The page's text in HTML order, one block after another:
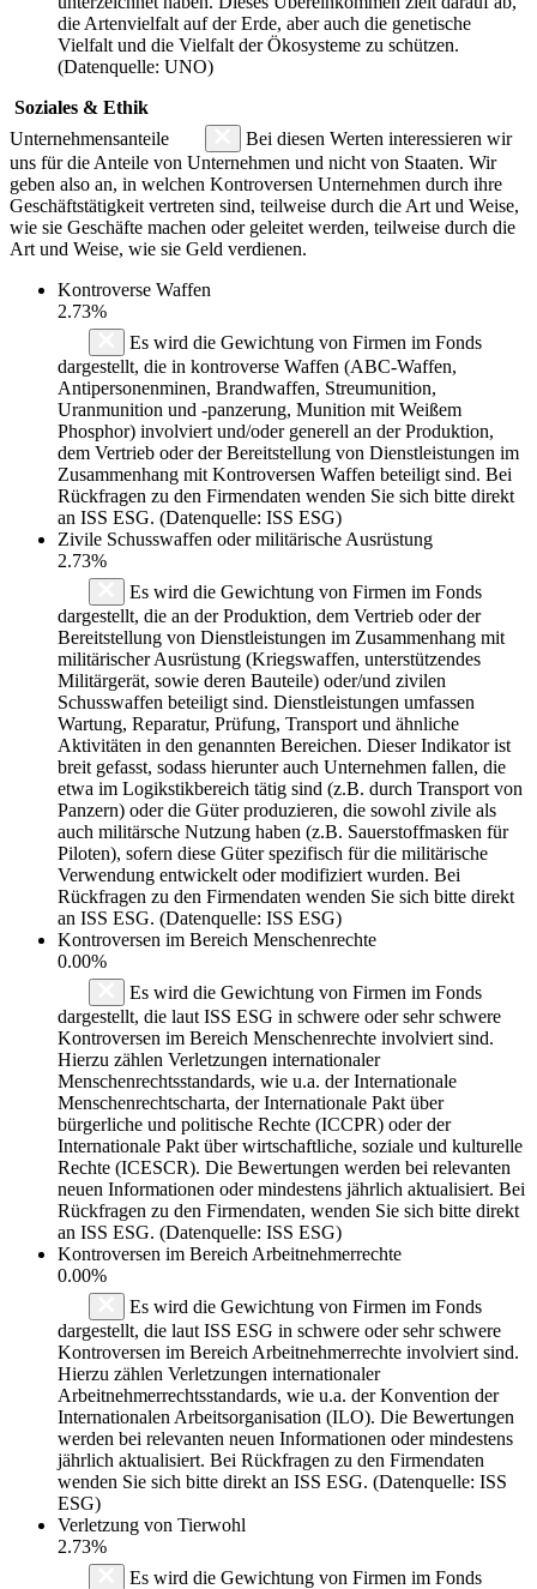
die Artenvielfalt auf der Erde, aber auch die genetische
Vielfalt und die Vielfalt der Ökosysteme zu schützen.
(Datenquelle: UNO)
Soziales & Ethik
Unternehmensanteile
Bei diesen Werten interessieren wir
uns für die Anteile von Unternehmen und nicht von Staaten. Wir
geben also an, in welchen Kontroversen Unternehmen durch ihre
Geschäftstätigkeit vertreten sind, teilweise durch die Art und Weise,
wie sie Geschäfte machen oder geleitet werden, teilweise durch die
Art und Weise, wie sie Geld verdienen.
Kontroverse Waffen
2.73%
Es wird die Gewichtung von Firmen im Fonds
dargestellt, die in kontroverse Waffen (ABC-Waffen,
Antipersonenminen, Brandwaffen, Streumunition,
Uranmunition und -panzerung, Munition mit Weißem
Phosphor) involviert und/oder generell an der Produktion,
dem Vertrieb oder der Bereitstellung von Dienstleistungen im
Zusammenhang mit Kontroversen Waffen beteiligt sind. Bei
Rückfragen zu den Firmendaten wenden Sie sich bitte direkt
an ISS ESG. (Datenquelle: ISS ESG)
Zivile Schusswaffen oder militärische Ausrüstung
2.73%
Es wird die Gewichtung von Firmen im Fonds
dargestellt, die an der Produktion, dem Vertrieb oder der
Bereitstellung von Dienstleistungen im Zusammenhang mit
militärischer Ausrüstung (Kriegswaffen, unterstützendes
Militärgerät, sowie deren Bauteile) oder/und zivilen
Schusswaffen beteiligt sind. Dienstleistungen umfassen
Wartung, Reparatur, Prüfung, Transport und ähnliche
Aktivitäten in den genannten Bereichen. Dieser Indikator ist
breit gefasst, sodass hierunter auch Unternehmen fallen, die
etwa im Logikstikbereich tätig sind (z.B. durch Transport von
Panzern) oder die Güter produzieren, die sowohl zivile als
auch militärsche Nutzung haben (z.B. Sauerstoffmasken für
Piloten), sofern diese Güter spezifisch für die militärische
Verwendung entwickelt oder modifiziert wurden. Bei
Rückfragen zu den Firmendaten wenden Sie sich bitte direkt
an ISS ESG. (Datenquelle: ISS ESG)
Kontroversen im Bereich Menschenrechte
0.00%
Es wird die Gewichtung von Firmen im Fonds
dargestellt, die laut ISS ESG in schwere oder sehr schwere
Kontroversen im Bereich Menschenrechte involviert sind.
Hierzu zählen Verletzungen internationaler
Menschenrechtsstandards, wie u.a. der Internationale
Menschenrechtscharta, der Internationale Pakt über
bürgerliche und politische Rechte (ICCPR) oder der
Internationale Pakt über wirtschaftliche, soziale und kulturelle
Rechte (ICESCR). Die Bewertungen werden bei relevanten
neuen Informationen oder mindestens jährlich aktualisiert. Bei
Rückfragen zu den Firmendaten, wenden Sie sich bitte direkt
an ISS ESG. (Datenquelle: ISS ESG)
Kontroversen im Bereich Arbeitnehmerrechte
0.00%
Es wird die Gewichtung von Firmen im Fonds
dargestellt, die laut ISS ESG in schwere oder sehr schwere
Kontroversen im Bereich Arbeitnehmerrechte involviert sind.
Hierzu zählen Verletzungen internationaler
Arbeitnehmerrechtsstandards, wie u.a. der Konvention der
Internationalen Arbeitsorganisation (ILO). Die Bewertungen
werden bei relevanten neuen Informationen oder mindestens
jährlich aktualisiert. Bei Rückfragen zu den Firmendaten
wenden Sie sich bitte direkt an ISS ESG. (Datenquelle: ISS
ESG)
Verletzung von Tierwohl
2.73%
Es wird die Gewichtung von Firmen im Fonds